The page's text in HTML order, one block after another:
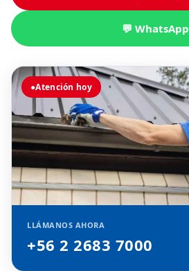
💬 WhatsApp
●Atención hoy
LLÁMANOS AHORA
+56 2 2683 7000